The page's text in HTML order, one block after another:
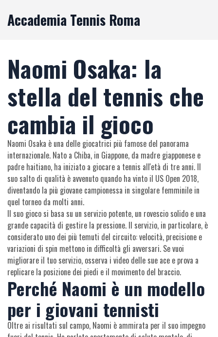
Accademia Tennis Roma
Naomi Osaka: la
stella del tennis che
cambia il gioco
Naomi Osaka è una delle giocatrici più famose del panorama
internazionale. Nato a Chiba, in Giappone, da madre giapponese e
padre haitiano, ha iniziato a giocare a tennis all'età di tre anni. Il
suo salto di qualità è avvenuto quando ha vinto il US Open 2018,
diventando la più giovane campionessa in singolare femminile in
quel torneo da molti anni.
Il suo gioco si basa su un servizio potente, un rovescio solido e una
grande capacità di gestire la pressione. Il servizio, in particolare, è
considerato uno dei più temuti del circuito: velocità, precisione e
variazioni di spin mettono in difficoltà gli avversari. Se vuoi
migliorare il tuo servizio, osserva i video delle sue ace e prova a
replicare la posizione dei piedi e il movimento del braccio.
Perché Naomi è un modello
per i giovani tennisti
Oltre ai risultati sul campo, Naomi è ammirata per il suo impegno